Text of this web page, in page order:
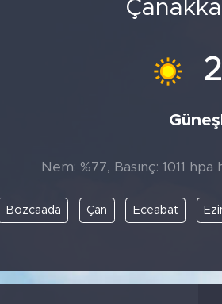
Nem: %77, Basınç: 1011
Bozcaada Çan Eceabat